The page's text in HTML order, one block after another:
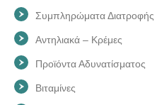
Συμπληρώματα Διατροφής
Αντηλιακά – Κρέμες
Προϊόντα Αδυνατίσματος
Βιταμίνες